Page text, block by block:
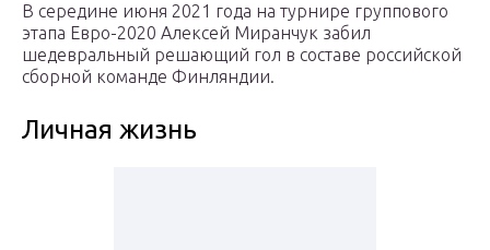
В середине июня 2021 года на турнире группового
этапа Евро-2020 Алексей Миранчук забил
шедевральный решающий гол в составе российской
сборной команде Финляндии.
Личная жизнь